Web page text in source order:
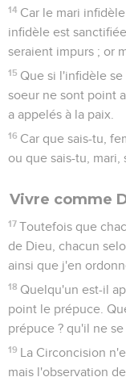
14 Car le mari
infidèle est
seraient impurs ; or
15 Que si l'infidèle
soeur ne sont point
a appelés à la paix.
16 Car que sais-tu,
ou que sais-tu, mari,
Vivre comme
17 Toutefois que
de Dieu, chacun
ainsi que j'en
18 Quelqu'un est-il
point le prépuce.
prépuce ? qu'il ne
19 La Circoncision
mais l'observation